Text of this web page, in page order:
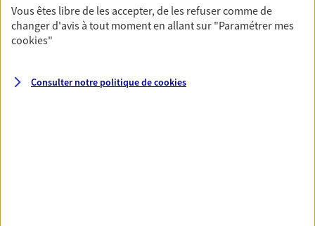
0596 51 01 59
Vous êtes libre de les accepter, de les refuser comme de
changer d'avis à tout moment en allant sur "Paramétrer mes
cookies"
Consulter notre politique decookies